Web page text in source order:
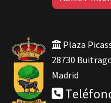
Plaza
28730
Madrid